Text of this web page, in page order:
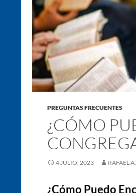
PREGUNTAS FRECUENTES
¿CÓMO
4 JULIO, 2023 RAFAEL
¿Cómo Puedo